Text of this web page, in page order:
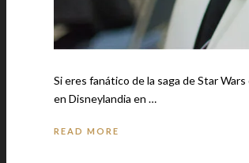
Si eres fanático de la saga de Star
en Disneylandia en …
READ MORE